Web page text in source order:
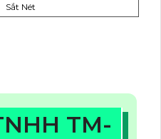
Sắt Nét
TM-